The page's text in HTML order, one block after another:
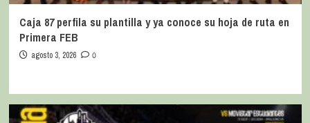
Caja 87 perfila su plantilla y ya conoce su hoja de ruta en
Primera FEB
agosto 3, 2026 0